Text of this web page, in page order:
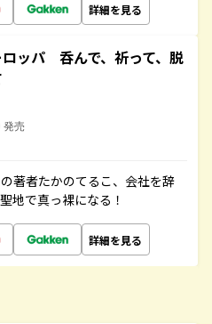
詳細を見る
ッパ 呑んで、祈って、脱
発売
著者たかのてるこ、会社を辞
地で真っ裸になる！
詳細を見る